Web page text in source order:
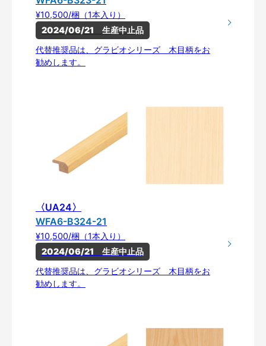
¥10,500/梱（1本入り）
2024/06/21　生産中止品
代替推奨品は、グラビオシリーズ 木目柄をお
勧めします。
〈UA24〉
WFA6-B324-21
¥10,500/梱（1本入り）
2024/06/21　生産中止品
代替推奨品は、グラビオシリーズ 木目柄をお
勧めします。